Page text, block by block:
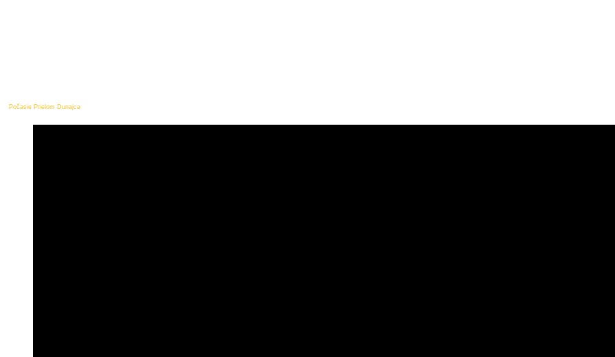
Počasie Prielom Dunajca